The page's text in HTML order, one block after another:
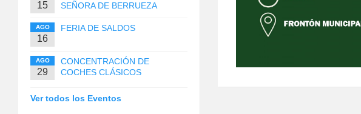
15
SEÑORA DE BERRUEZA
AGO
16
FERIA DE SALDOS
AGO
29
CONCENTRACIÓN DE
COCHES CLÁSICOS
Ver todos los Eventos